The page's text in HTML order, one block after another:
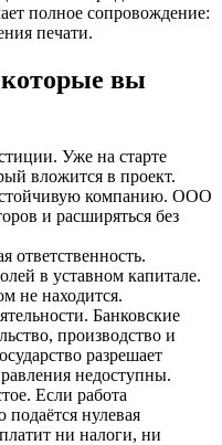
полное сопровождение:
печати.
вы
Уже на старте
вложится в проект.
компанию. ООО
и расширяться без
ответственность.
в уставном капитале.
не находится.
Банковские
производство и
разрешает
недоступны.
Если работа
нулевая
ни налоги, ни